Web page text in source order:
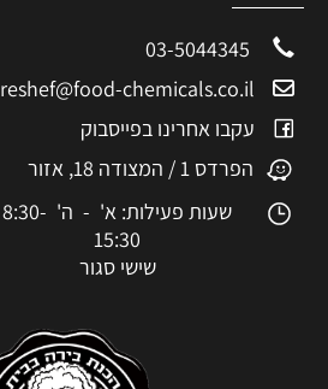
reshef@food-chemicals.co.il
עקבו אחרינו בפייסבוק
הפרדס 1 / המצודה 18, אזור
שעות פעילות: א' - ה' 8:30-
15:30
שישי סגור